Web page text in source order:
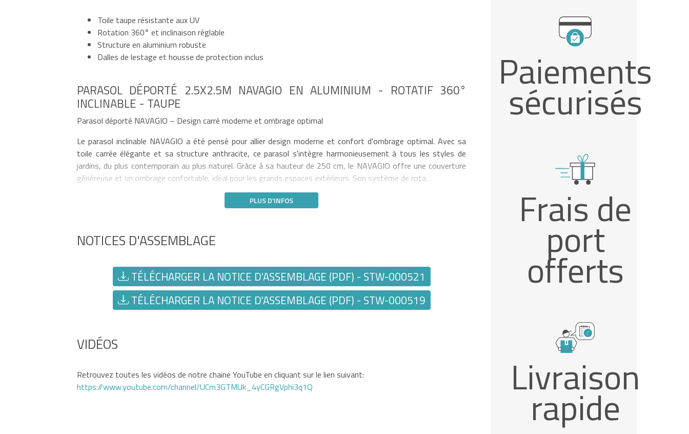
Toile taupe résistante aux UV
Rotation 360° et inclinaison réglable
Structure en aluminium robuste
Dalles de lestage et housse de protection inclus
PARASOL DÉPORTÉ 2.5X2.5M NAVAGIO EN ALUMINIUM - ROTATIF 360°
INCLINABLE - TAUPE
Parasol déporté NAVAGIO – Design carré moderne et ombrage optimal
Le parasol inclinable NAVAGIO a été pensé pour allier design moderne et confort d'ombrage optimal. Avec sa
toile carrée élégante et sa structure anthracite, ce parasol s'intègre harmonieusement à tous les styles de
jardins, du plus contemporain au plus naturel. Grâce à sa hauteur de 250 cm, le NAVAGIO offre une couverture
généreuse et un ombrage confortable, idéal pour les grands espaces extérieurs. Son système de rota…
PLUS D'INFOS
NOTICES D'ASSEMBLAGE
TÉLÉCHARGER LA NOTICE D'ASSEMBLAGE (PDF) - STW-000521
TÉLÉCHARGER LA NOTICE D'ASSEMBLAGE (PDF) - STW-000519
VIDÉOS
Retrouvez toutes les vidéos de notre chaine YouTube en cliquant sur le lien suivant:
https://www.youtube.com/channel/UCm3GTMUk_4yCGRgVphi3q1Q
Paiements
sécurisés
Frais de
port
offerts
Livraison
rapide